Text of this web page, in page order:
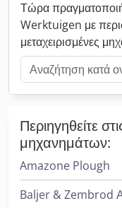
Τώρα
Werktuigen με
μεταχειρισμένες
Περιηγηθείτε
μηχανημάτων:
Amazone Plough
Baljer & Zembrod